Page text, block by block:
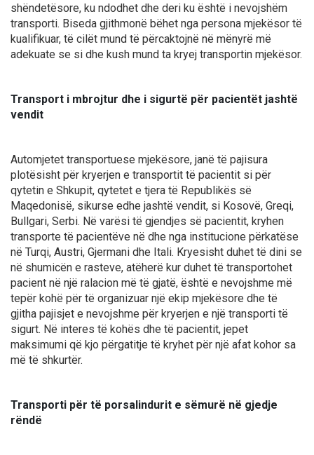
shëndetësore, ku ndodhet dhe deri ku është i nevojshëm
transporti. Biseda gjithmonë bëhet nga persona mjekësor të
kualifikuar, të cilët mund të përcaktojnë në mënyrë më
adekuate se si dhe kush mund ta kryej transportin mjekësor.
Transport i mbrojtur dhe i sigurtë për pacientët jashtë
vendit
Automjetet transportuese mjekësore, janë të pajisura
plotësisht për kryerjen e transportit të pacientit si për
qytetin e Shkupit, qytetet e tjera të Republikës së
Maqedonisë, sikurse edhe jashtë vendit, si Kosovë, Greqi,
Bullgari, Serbi. Në varësi të gjendjes së pacientit, kryhen
transporte të pacientëve në dhe nga institucione përkatëse
në Turqi, Austri, Gjermani dhe Itali. Kryesisht duhet të dini se
në shumicën e rasteve, atëherë kur duhet të transportohet
pacient në një ralacion më të gjatë, është e nevojshme më
tepër kohë për të organizuar një ekip mjekësore dhe të
gjitha pajisjet e nevojshme për kryerjen e një transporti të
sigurt. Në interes të kohës dhe të pacientit, jepet
maksimumi që kjo përgatitje të kryhet për një afat kohor sa
më të shkurtër.
Transporti për të porsalindurit e sëmurë në gjedje
rëndë